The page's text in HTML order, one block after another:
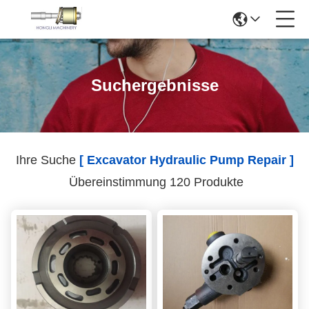
Suchergebnisse
Ihre Suche [ Excavator Hydraulic Pump Repair ]
Übereinstimmung 120 Produkte